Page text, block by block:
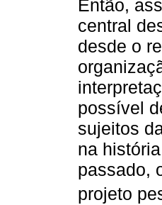
Então,
central
desde o
possível
sujeitos
na
passado,
projeto